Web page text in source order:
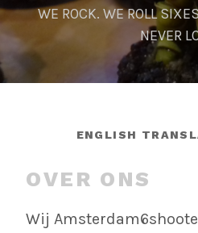
WE ROCK. WE ROLL
NEVER
ENGLISH
OVER ONS
Wij